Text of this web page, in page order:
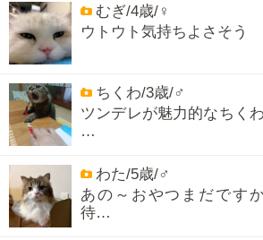
むぎ/4歳/♀
ウトウト気持ちよさそう
ちくわ/3歳/♂
ツンデレが魅力的なちく
…
わた/5歳/♂
あの～おやつまだです
待…